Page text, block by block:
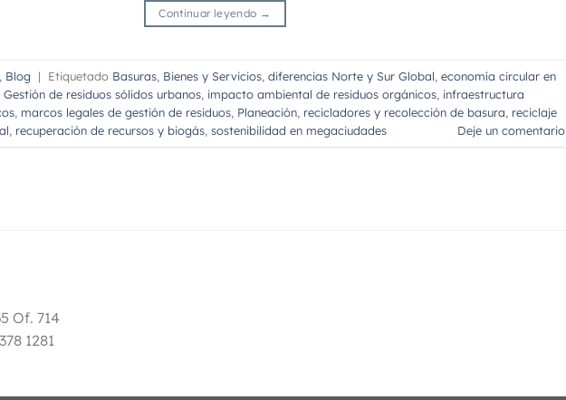
Continuar leyendo →
Blog | Etiquetado Basuras Bienes y Servicios diferencias Norte y Sur Global economía circular en
Gestión de residuos sólidos urbanos impacto ambiental de residuos orgánicos infraestructura
marcos legales de gestión de residuos Planeación recicladores y recolección de basura reciclaje
recuperación de recursos y biogás sostenibilidad en megaciudades Deje un comentario
Of. 714
1281